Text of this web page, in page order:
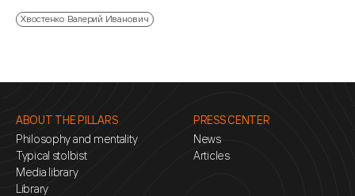
Хвостенко Валерий Иванович
ABOUT THE PILLARS
Philosophy and mentality
Typical stolbist
Media library
Library
PRESS CENTER
News
Articles